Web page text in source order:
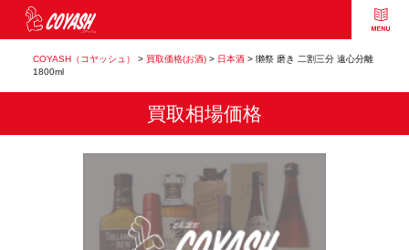
COYASH（コヤッシュ） > 買取価格(お酒)> 日本酒> 獺祭 磨き 二割三分 遠心分離
1800ml
買取相場価格